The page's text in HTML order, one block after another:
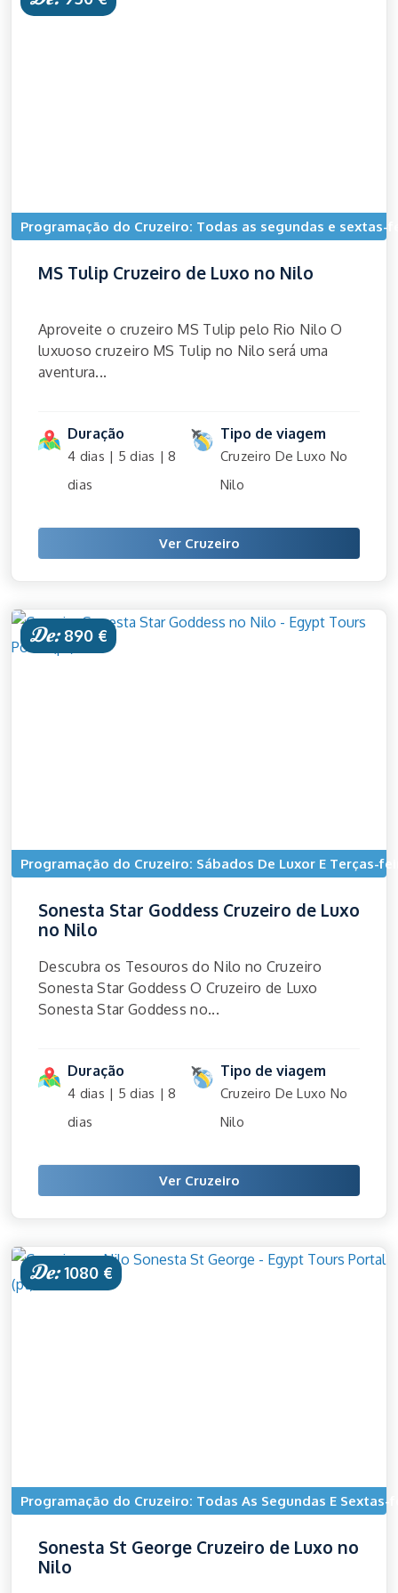
Programação do Cruzeiro: Todas as segundas e sextas-
MS Tulip Cruzeiro de Luxo no Nilo
Aproveite o cruzeiro MS Tulip pelo Rio Nilo O
luxuoso cruzeiro MS Tulip no Nilo será uma
aventura...
Duração
4 dias | 5 dias | 8
dias
Tipo de viagem
Cruzeiro De Luxo No
Nilo
Ver Cruzeiro
De:890 €
Programação do Cruzeiro: Sábados De Luxor E Terças-
Sonesta Star Goddess Cruzeiro de Luxo
no Nilo
Descubra os Tesouros do Nilo no Cruzeiro
Sonesta Star Goddess O Cruzeiro de Luxo
Sonesta Star Goddess no...
Duração
4 dias | 5 dias | 8
dias
Tipo de viagem
Cruzeiro De Luxo No
Nilo
Ver Cruzeiro
De:1080 €
Programação do Cruzeiro: Todas As Segundas E Sextas-
Sonesta St George Cruzeiro de Luxo no
Nilo